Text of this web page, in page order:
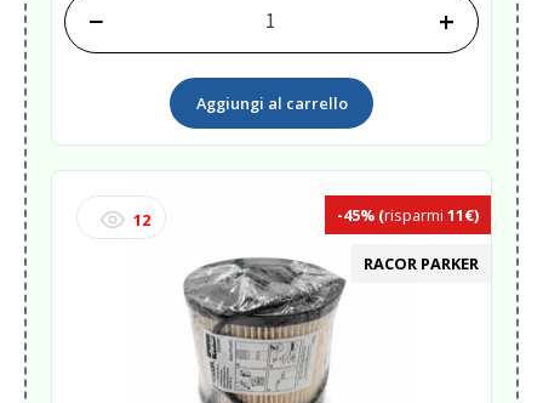
DETERGENTE
PARABREZZA
− +
Aggiungi al carrello
RACOR PARKER
-45% (risparmi 11€)
12